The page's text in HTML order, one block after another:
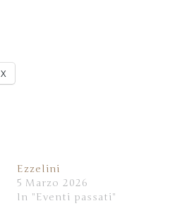
X
Ezzelini
5 Marzo 2026
In "Eventi passati"